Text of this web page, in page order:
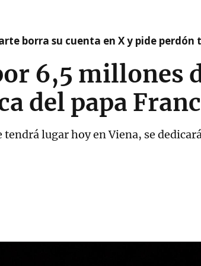
borra su cuenta en X y pide perdón
6,5 millones
del papa
lugar hoy en Viena, se